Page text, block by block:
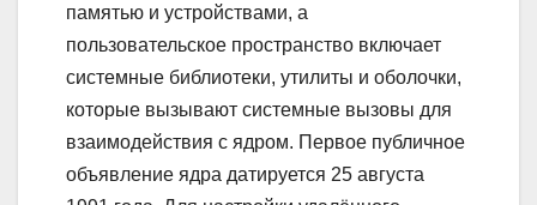
памятью и устройствами, а
пользовательское пространство включает
системные библиотеки, утилиты и оболочки,
которые вызывают системные вызовы для
взаимодействия с ядром. Первое публичное
объявление ядра датируется 25 августа